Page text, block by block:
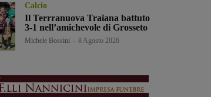
Calcio
Il Terrranuova Traiana battuto
3-1 nell’amichevole di Grosseto
Michele Bossini 8 Agosto 2026